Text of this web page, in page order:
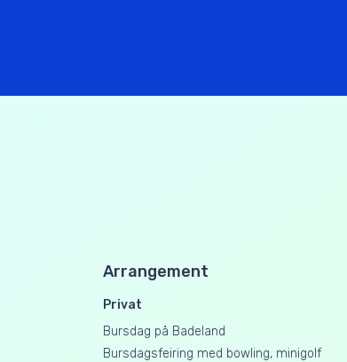
Arrangement
Privat
Bursdag på Badeland
Bursdagsfeiring med bowling, minigolf